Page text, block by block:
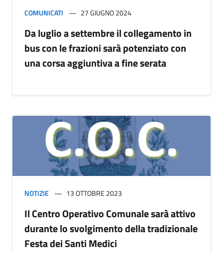
COMUNICATI 27 GIUGNO 2024
Da luglio a settembre il collegamento in
bus con le frazioni sarà potenziato con
una corsa aggiuntiva a fine serata
NOTIZIE 13 OTTOBRE 2023
Il Centro Operativo Comunale sarà attivo
durante lo svolgimento della tradizionale
Festa dei Santi Medici